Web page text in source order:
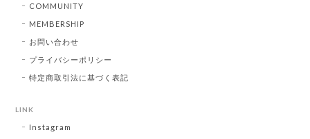
COMMUNITY
MEMBERSHIP
お問い合わせ
プライバシーポリシー
特定商取引法に基づく表記
LINK
Instagram